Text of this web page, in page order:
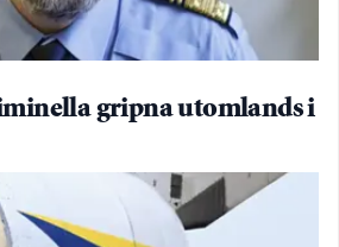
gripna utomlands i